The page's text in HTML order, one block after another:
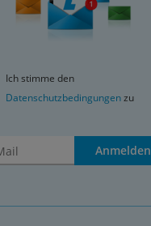
Ich stimme den
Datenschutzbedingungenzu
Anmelden